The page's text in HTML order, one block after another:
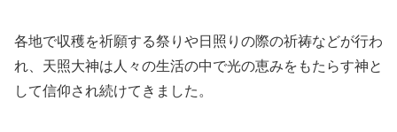
各地で収穫を祈願する祭りや日照りの際の祈祷などが行わ
れ、天照大神は人々の生活の中で光の恵みをもたらす神と
して信仰され続けてきました。